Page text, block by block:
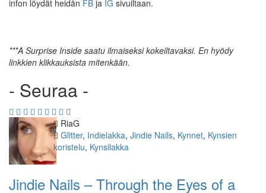
infon löydät heidän FB ja IG sivuiltaan.
***A Surprise Inside saatu ilmaiseksi kokeiltavaksi. En hyödy
linkkien klikkauksista mitenkään.
- Seuraa -
Kirjoittaja
RiaG
Kategoriat
Glitter, Indielakka, Jindie Nails, Kynnet, Kynsien
koristelu, Kynsilakka
Jindie Nails – Through the Eyes of a